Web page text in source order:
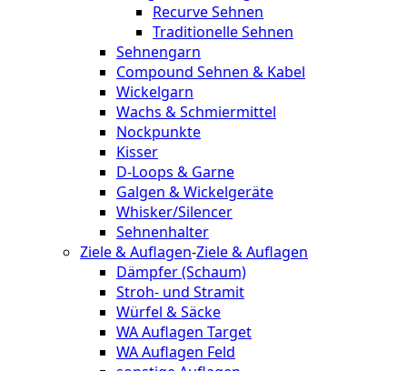
Recurve Sehnen
Traditionelle Sehnen
Sehnengarn
Compound Sehnen & Kabel
Wickelgarn
Wachs & Schmiermittel
Nockpunkte
Kisser
D-Loops & Garne
Galgen & Wickelgeräte
Whisker/Silencer
Sehnenhalter
Ziele & Auflagen-Ziele & Auflagen
Dämpfer (Schaum)
Stroh- und Stramit
Würfel & Säcke
WA Auflagen Target
WA Auflagen Feld